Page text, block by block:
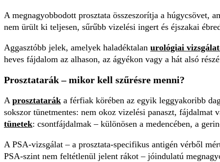
A megnagyobbodott prosztata összeszorítja a húgycsövet,
nem ürült ki teljesen, sűrűbb vizelési ingert és éjszakai
Aggasztóbb jelek, amelyek haladéktalan urológiai
heves fájdalom az alhason, az ágyékon vagy a hát alsó
Prosztatarák – mikor kell szűrésre menni?
A prosztatarák a férfiak körében az egyik leggyakoribb
sokszor tünetmentes: nem okoz vizelési panaszt, fájdalmat
tünetek: csontfájdalmak – különösen a medencében, a
A PSA-vizsgálat – a prosztata-specifikus antigén vérből
PSA-szint nem feltétlenül jelent rákot – jóindulatú